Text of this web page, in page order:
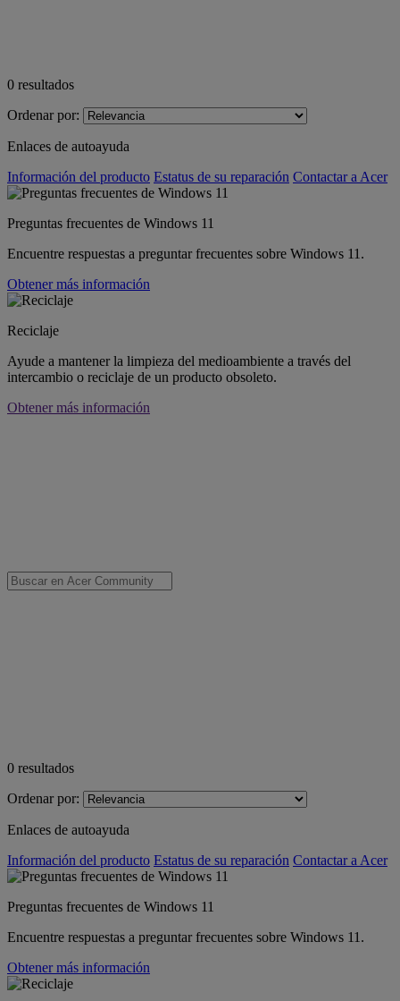
0 resultados
Ordenar por:
Enlaces de autoayuda
Información del producto Estatus de su reparación Contactar a Acer
Preguntas frecuentes de Windows 11
Encuentre respuestas a preguntar frecuentes sobre Windows 11.
Obtener más información
Reciclaje
Ayude a mantener la limpieza del medioambiente a través del
intercambio o reciclaje de un producto obsoleto.
Obtener más información
0 resultados
Ordenar por:
Enlaces de autoayuda
Información del producto Estatus de su reparación Contactar a Acer
Preguntas frecuentes de Windows 11
Encuentre respuestas a preguntar frecuentes sobre Windows 11.
Obtener más información